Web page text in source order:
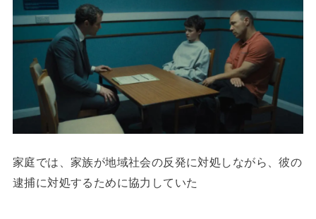
家庭では、家族が地域社会の反発に対処しながら、彼の
逮捕に対処するために協力していた